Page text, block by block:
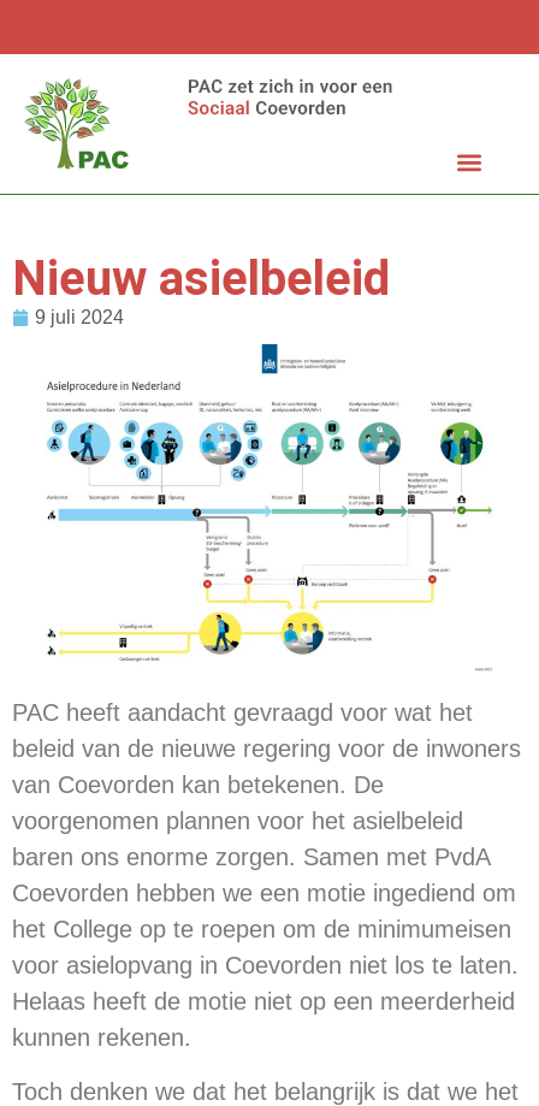
Nieuw asielbeleid
9 juli 2024
PAC heeft aandacht gevraagd voor wat het
beleid van de nieuwe regering voor de inwoners
van Coevorden kan betekenen. De
voorgenomen plannen voor het asielbeleid
baren ons enorme zorgen. Samen met PvdA
Coevorden hebben we een motie ingediend om
het College op te roepen om de minimumeisen
voor asielopvang in Coevorden niet los te laten.
Helaas heeft de motie niet op een meerderheid
kunnen rekenen.
Toch denken we dat het belangrijk is dat we het